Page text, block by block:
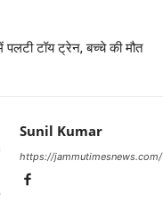
टॉय ट्रेन, बच्चे की मौत
Sunil Kumar
https://jammutimesnews.com/